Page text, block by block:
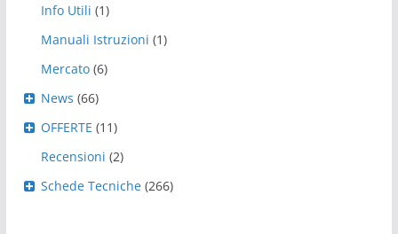
Info Utili (1)
Manuali Istruzioni (1)
Mercato (6)
News (66)
OFFERTE (11)
Recensioni (2)
Schede Tecniche (266)